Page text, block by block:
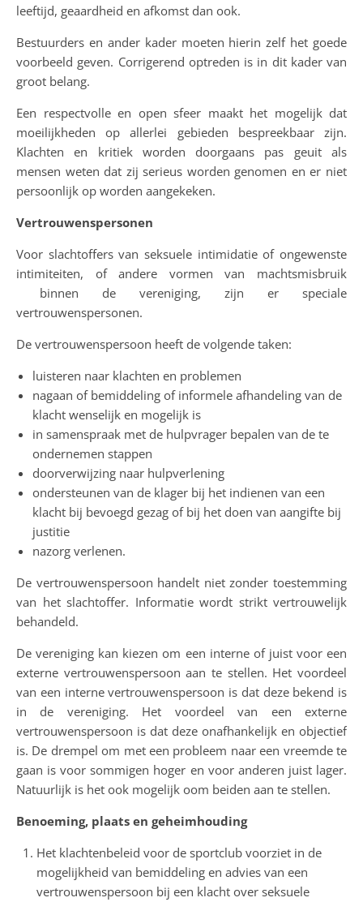
leeftijd, geaardheid en afkomst dan ook.
Bestuurders en ander kader moeten hierin zelf het goede
voorbeeld geven. Corrigerend optreden is in dit kader van
groot belang.
Een respectvolle en open sfeer maakt het mogelijk dat
moeilijkheden op allerlei gebieden bespreekbaar zijn.
Klachten en kritiek worden doorgaans pas geuit als
mensen weten dat zij serieus worden genomen en er niet
persoonlijk op worden aangekeken.
Vertrouwenspersonen
Voor slachtoffers van seksuele intimidatie of ongewenste
intimiteiten, of andere vormen van machtsmisbruik
binnen de vereniging, zijn er speciale
vertrouwenspersonen.
De vertrouwenspersoon heeft de volgende taken:
luisteren naar klachten en problemen
nagaan of bemiddeling of informele afhandeling van de
klacht wenselijk en mogelijk is
in samenspraak met de hulpvrager bepalen van de te
ondernemen stappen
doorverwijzing naar hulpverlening
ondersteunen van de klager bij het indienen van een
klacht bij bevoegd gezag of bij het doen van aangifte bij
justitie
nazorg verlenen.
De vertrouwenspersoon handelt niet zonder toestemming
van het slachtoffer. Informatie wordt strikt vertrouwelijk
behandeld.
De vereniging kan kiezen om een interne of juist voor een
externe vertrouwenspersoon aan te stellen. Het voordeel
van een interne vertrouwenspersoon is dat deze bekend is
in de vereniging. Het voordeel van een externe
vertrouwenspersoon is dat deze onafhankelijk en objectief
is. De drempel om met een probleem naar een vreemde te
gaan is voor sommigen hoger en voor anderen juist lager.
Natuurlijk is het ook mogelijk oom beiden aan te stellen.
Benoeming, plaats en geheimhouding
Het klachtenbeleid voor de sportclub voorziet in de
mogelijkheid van bemiddeling en advies van een
vertrouwenspersoon bij een klacht over seksuele